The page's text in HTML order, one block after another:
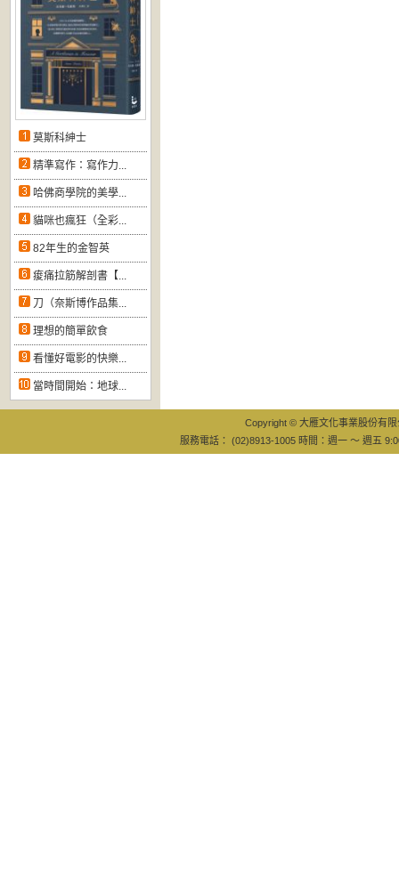
莫斯科紳士
精準寫作：寫作力...
哈佛商學院的美學...
貓咪也瘋狂（全彩...
82年生的金智英
痠痛拉筋解剖書【...
刀（奈斯博作品集...
理想的簡單飲食
看懂好電影的快樂...
當時間開始：地球...
Copyright © 大雁文化事業股份有
服務電話： (02)8913-1005 時間：週一 ～ 週五